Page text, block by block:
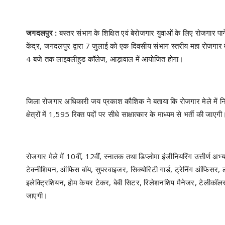
जगदलपुर :बस्तर संभाग के शिक्षित एवं बेरोजगार युवाओं के लिए रोजगार
केंद्र, जगदलपुर द्वारा 7 जुलाई को एक दिवसीय संभाग स्तरीय महा
4 बजे तक लाइवलीहुड कॉलेज, आड़ावाल में आयोजित होगा।
जिला रोजगार अधिकारी जय प्रकाश कौशिक ने बताया कि रोजगार मेले में
क्षेत्रों में 1,595 रिक्त पदों पर सीधे साक्षात्कार के माध्यम से भर्ती की
रोजगार मेले में 10वीं, 12वीं, स्नातक तथा डिप्लोमा इंजीनियरिंग उत्तीर्ण
टेक्नीशियन, ऑफिस बॉय, सुपरवाइजर, सिक्योरिटी गार्ड, ट्रेनिंग
इलेक्ट्रिशियन, होम केयर टेकर, बेबी सिटर, रिलेशनशिप मैनेजर,
जाएगी।